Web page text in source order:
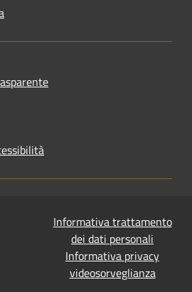
Informativa trattamento
dei dati personali
Informativa privacy
videosorveglianza